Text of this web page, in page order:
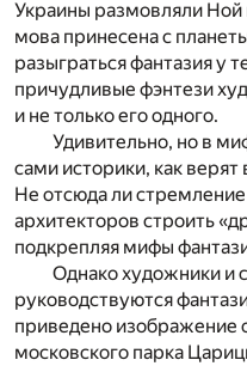
Украины размовляли Ной
мова принесена с
разыграться фантазия у
причудливые фэнтези
и не только его одного.
Удивительно, но в
сами историки, как
Не отсюда ли
архитекторов строить
подкрепляя мифы
Однако художники и
руководствуются
приведено изображение
московского парка